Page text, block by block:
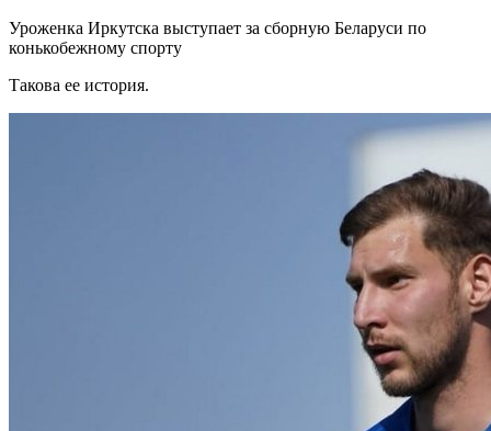
Уроженка Иркутска выступает за сборную Беларуси по
конькобежному спорту
Такова ее история.